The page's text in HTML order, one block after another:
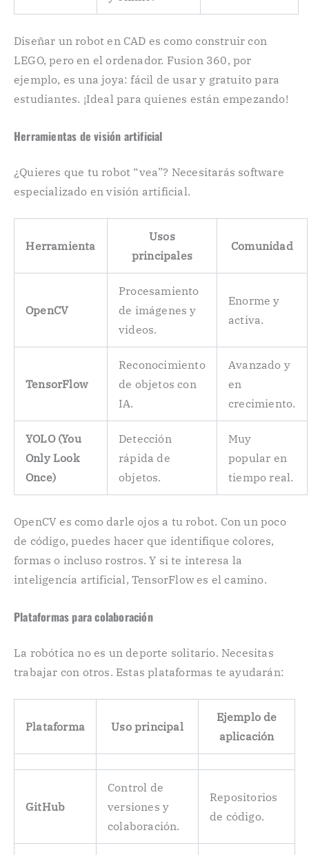
Diseñar un robot en CAD es como construir con
LEGO, pero en el ordenador. Fusion 360, por
ejemplo, es una joya: fácil de usar y gratuito para
estudiantes. ¡Ideal para quienes están empezando!
Herramientas de visión artificial
¿Quieres que tu robot “vea”? Necesitarás software
especializado en visión artificial.
Herramienta
Usos
principales
Comunidad
OpenCV
Procesamiento
de imágenes y
videos.
Enorme y
activa.
TensorFlow
Reconocimiento
de objetos con
IA.
Avanzado y
en
crecimiento.
YOLO (You
Only Look
Once)
Detección
rápida de
objetos.
Muy
popular en
tiempo real.
OpenCV es como darle ojos a tu robot. Con un poco
de código, puedes hacer que identifique colores,
formas o incluso rostros. Y si te interesa la
inteligencia artificial, TensorFlow es el camino.
Plataformas para colaboración
La robótica no es un deporte solitario. Necesitas
trabajar con otros. Estas plataformas te ayudarán:
Plataforma Uso principal
Ejemplo de
aplicación
GitHub
Control de
versiones y
colaboración.
Repositorios
de código.